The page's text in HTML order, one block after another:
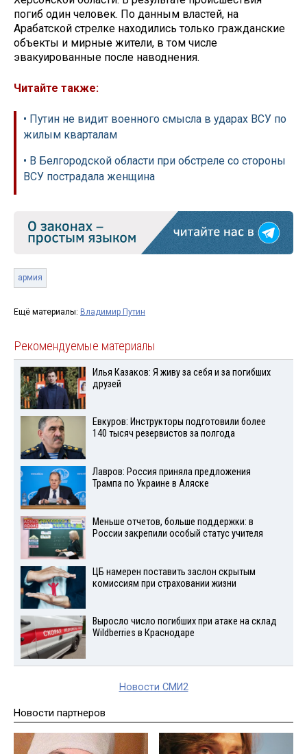
погиб один человек. По данным властей, на
Арабатской стрелке находились только гражданские
объекты и мирные жители, в том числе
эвакуированные после наводнения.
Читайте также:
• Путин не видит военного смысла в ударах ВСУ по
жилым кварталам
• В Белгородской области при обстреле со стороны
ВСУ пострадала женщина
армия
Ещё материалы: Владимир Путин
Рекомендуемые материалы
Илья Казаков: Я живу за себя и за погибших
друзей
Евкуров: Инструкторы подготовили более
140 тысяч резервистов за полгода
Лавров: Россия приняла предложения
Трампа по Украине в Аляске
Меньше отчетов, больше поддержки: в
России закрепили особый статус учителя
ЦБ намерен поставить заслон скрытым
комиссиям при страховании жизни
Выросло число погибших при атаке на склад
Wildberries в Краснодаре
Новости СМИ2
Новости партнеров